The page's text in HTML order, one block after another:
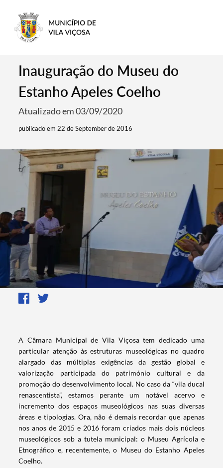
Inauguração do Museu do
Estanho Apeles Coelho
Atualizado em 03/09/2020
publicado em 22 de September de 2016
​​​​​A Câmara Municipal de Vila Viçosa tem dedicado uma
particular atenção às estruturas museológicas no quadro
alargado das múltiplas exigências da gestão global e
valorização participada do património cultural e da
promoção do desenvolvimento local. No caso da “vila ducal
renascentista”, estamos perante um notável acervo e
incremento dos espaços museológicos nas suas diversas
áreas e tipologias. Ora, não é demais recordar que apenas
nos anos de 2015 e 2016 foram criados mais dois núcleos
museológicos sob a tutela municipal: o Museu Agrícola e
Etnográfico e, recentemente, o Museu do Estanho Apeles
Coelho.